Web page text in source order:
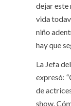
dejar este
vida
niño
hay que
La Jefa
expresó:
de
show.